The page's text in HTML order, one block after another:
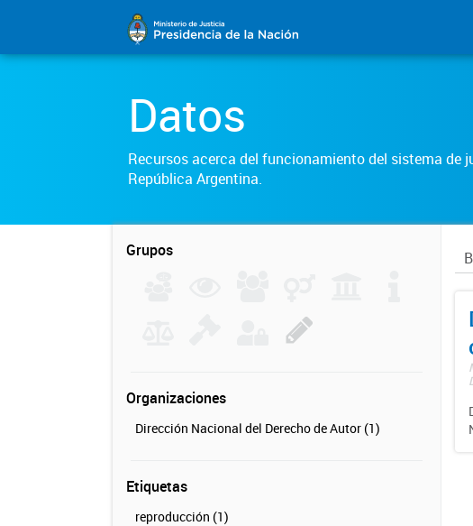
Datos
Recursos acerca del funcionamiento del sistema de
República Argentina.
Grupos
Organizaciones
Dirección Nacional del Derecho de Autor (1)
Etiquetas
reproducción (1)